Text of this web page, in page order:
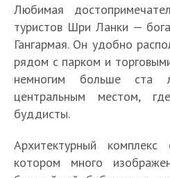
Любимая
туристов Шри Ланки —
Гангармая. Он удобно
рядом с парком и
немногим больше ста
центральным местом,
буддисты.
Архитектурный
котором много